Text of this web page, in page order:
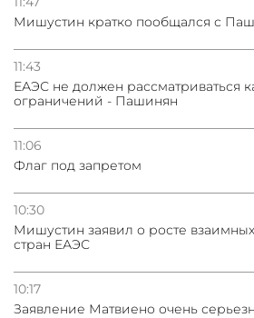
Мишустин кратко пообщался с
11:43
ЕАЭС не должен рассматриваться
ограничений - Пашинян
11:06
Флаг под запретом
10:30
Мишустин заявил о росте
стран ЕАЭС
10:17
Заявление Матвиено очень